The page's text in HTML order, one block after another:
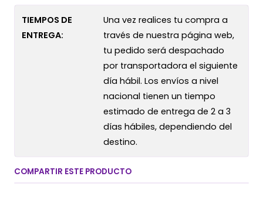
TIEMPOS DE
ENTREGA:
Una vez realices tu compra a
través de nuestra página web,
tu pedido será despachado
por transportadora el siguiente
día hábil. Los envíos a nivel
nacional tienen un tiempo
estimado de entrega de 2 a 3
días hábiles, dependiendo del
destino.
COMPARTIR ESTE PRODUCTO